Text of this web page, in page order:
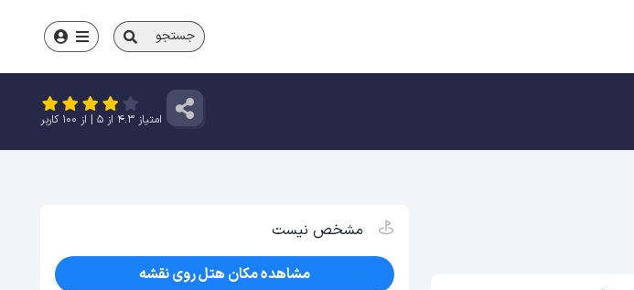
جستجو
امتیاز 4.3 از 5 | از 100 کاربر
مشخص نیست
مشاهده مکان هتل روی نقشه